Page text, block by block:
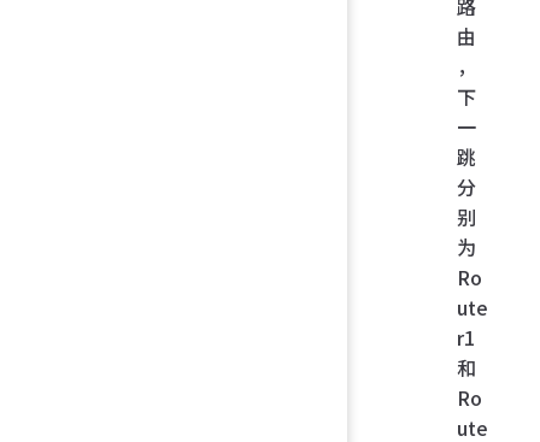
由
，
下
一
跳
分
别
为
Ro
ute
r1
和
Ro
ute